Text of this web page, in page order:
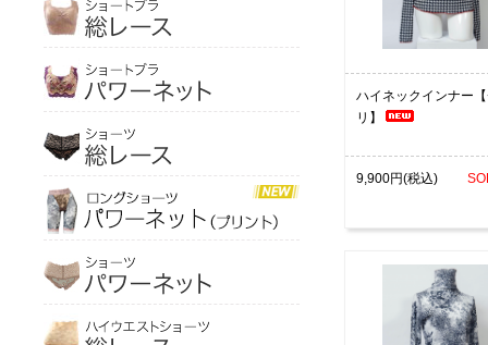
ハイネックインナー
リ】
9,900円(税込)